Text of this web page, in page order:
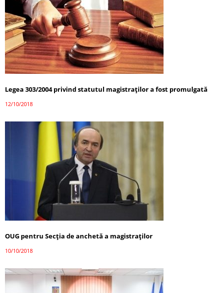
Legea 303/2004 privind statutul magistraţilor a fost promulgată
12/10/2018
OUG pentru Secţia de anchetă a magistraţilor
10/10/2018